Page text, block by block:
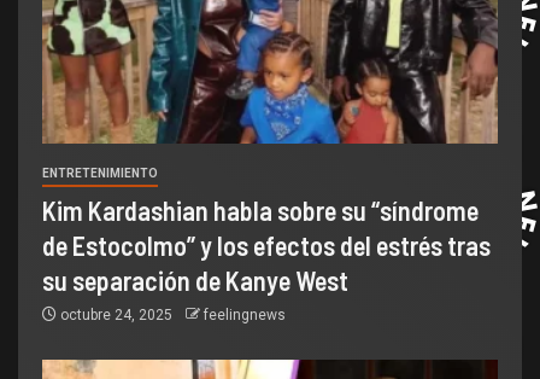
ENTRETENIMIENTO
Kim Kardashian habla sobre su “síndrome
de Estocolmo” y los efectos del estrés tras
su separación de Kanye West
octubre 24, 2025 feelingnews